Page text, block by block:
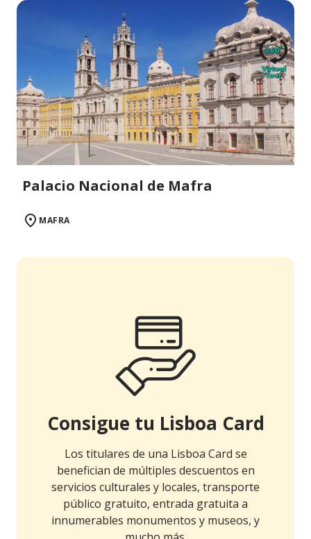
Palacio Nacional de Mafra
MAFRA
Consigue tu Lisboa Card
Los titulares de una Lisboa Card se
benefician de múltiples descuentos en
servicios culturales y locales, transporte
público gratuito, entrada gratuita a
innumerables monumentos y museos, y